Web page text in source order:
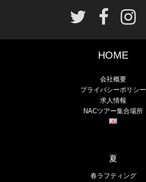
HOME
会社概要
プライバシーポリシー
求人情報
NACツアー集合場所
夏
春ラフティング